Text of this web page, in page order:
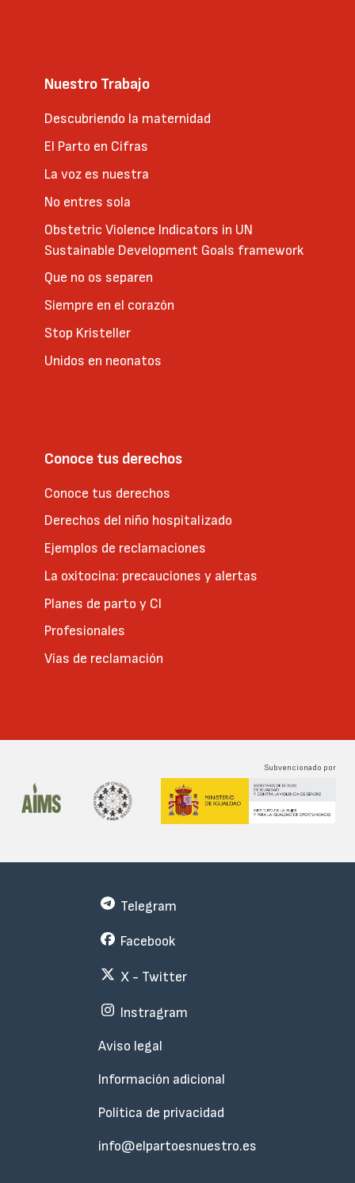
Nuestro Trabajo
Descubriendo la maternidad
El Parto en Cifras
La voz es nuestra
No entres sola
Obstetric Violence Indicators in UN
Sustainable Development Goals framework
Que no os separen
Siempre en el corazón
Stop Kristeller
Unidos en neonatos
Conoce tus derechos
Conoce tus derechos
Derechos del niño hospitalizado
Ejemplos de reclamaciones
La oxitocina: precauciones y alertas
Planes de parto y CI
Profesionales
Vías de reclamación
Subvencionado por
Subfooter
Telegram
Facebook
X - Twitter
Instragram
Aviso legal
Información adicional
Política de privacidad
info@elpartoesnuestro.es